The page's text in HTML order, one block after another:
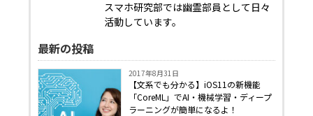
スマホ研究部では幽霊部員として日々
活動しています。
最新の投稿
2017年8月31日
【文系でも分かる】iOS11の新機能
「CoreML」でAI・機械学習・ディープ
ラーニングが簡単になるよ！